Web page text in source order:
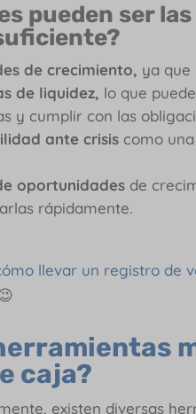
pueden ser
de crecimiento, ya que
de liquidez, lo que
y cumplir con las
ante crisis como
oportunidades de
rápidamente.
llevar un registro de
caja?
existen diversas